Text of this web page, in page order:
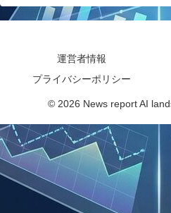
運営者情報
プライバシーポリシー
© 2026 News report AI